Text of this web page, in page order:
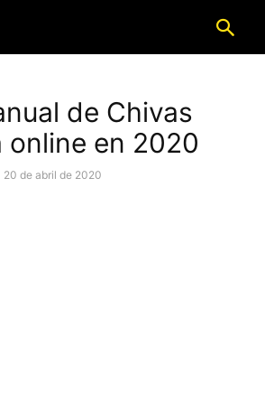
de Chivas
online en 2020
20 de abril de 2020